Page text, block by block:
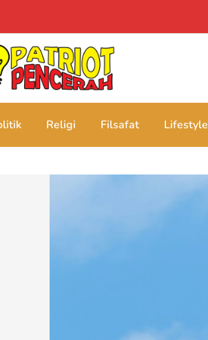
Religi Filsafat Lifestyle